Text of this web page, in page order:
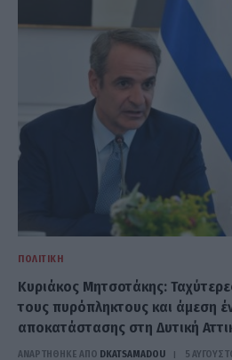
ΠΟΛΙΤΙΚΉ
Κυριάκος Μητσοτάκης:
τους πυρόπληκτους και άμεση
αποκατάστασης στη Δυτική
ΑΝΑΡΤΗΘΗΚΕ ΑΠΟ DKATSAMADOU 5